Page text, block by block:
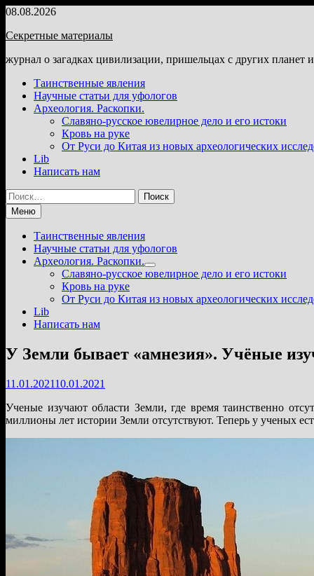
Перейти
содержимому
08.08.2026
Секретные материалы
журнал о загадках цивилизации, пришельцах с других
Таинственные явления
Научные статьи для уфологов
Археология. Раскопки.
Славяно-русское ювелирное дело и его истоки
Кровь на руке
От Руси до Китая из новых археологических
Lib
Написать нам
Найти:
Меню
Таинственные явления
Научные статьи для уфологов
Археология. Раскопки.
Показать
подменю
Славяно-русское ювелирное дело и его истоки
Кровь на руке
От Руси до Китая из новых археологических
Lib
Написать нам
У Земли бывает «амнезия». Учёные
11.01.202110.01.2021
Ученые изучают области Земли, где время таинственно
миллионы лет истории Земли отсутствуют. Теперь у ученых